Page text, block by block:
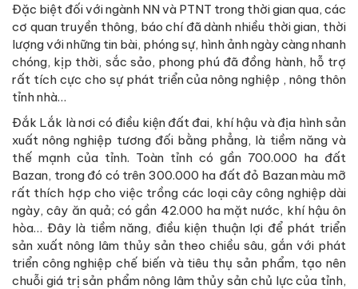
Đặc biệt đối với ngành NN và PTNT trong thời gian qua, các
cơ quan truyền thông, báo chí đã dành nhiều thời gian, thời
lượng với những tin bài, phóng sự, hình ảnh ngày càng nhanh
chóng, kịp thời, sắc sảo, phong phú đã đồng hành, hỗ trợ
rất tích cực cho sự phát triển của nông nghiệp , nông thôn
tỉnh nhà…
Đắk Lắk là nơi có điều kiện đất đai, khí hậu và địa hình sản
xuất nông nghiệp tương đối bằng phẳng, là tiềm năng và
thế mạnh của tỉnh. Toàn tỉnh có gần 700.000 ha đất
Bazan, trong đó có trên 300.000 ha đất đỏ Bazan màu mỡ
rất thích hợp cho việc trồng các loại cây công nghiệp dài
ngày, cây ăn quả; có gần 42.000 ha mặt nước, khí hậu ôn
hòa… Đây là tiềm năng, điều kiện thuận lợi để phát triển
sản xuất nông lâm thủy sản theo chiều sâu, gắn với phát
triển công nghiệp chế biến và tiêu thụ sản phẩm, tạo nên
chuỗi giá trị sản phẩm nông lâm thủy sản chủ lực của tỉnh,